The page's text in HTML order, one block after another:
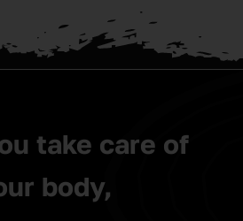
take care of
body,